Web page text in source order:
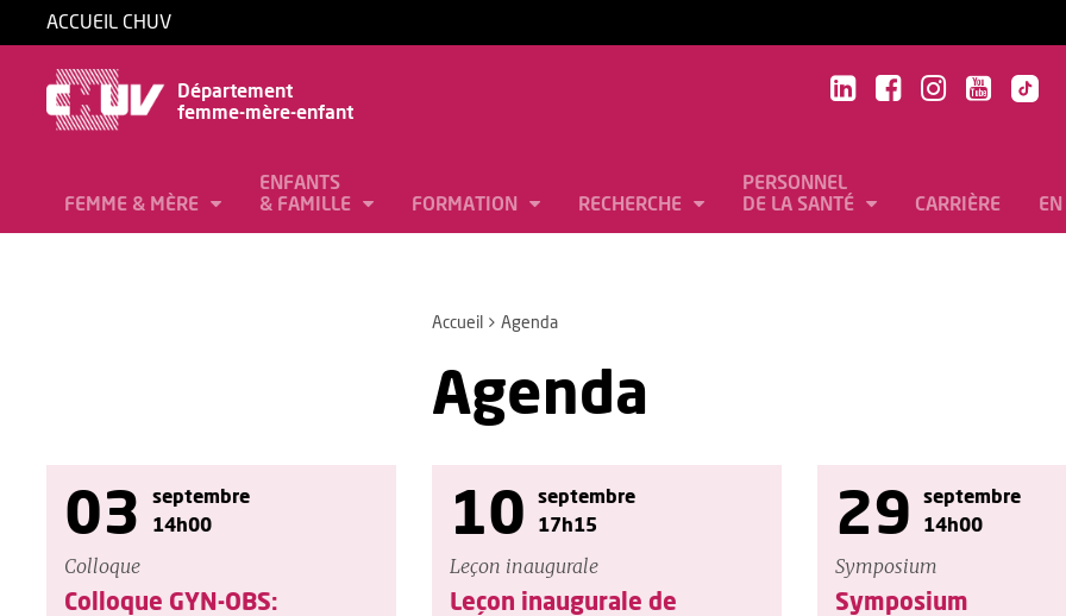
ACCUEIL CHUV
Département
femme-mère-enfant
FEMME & MÈRE
ENFANTS
& FAMILLE
FORMATION RECHERCHE
PERSONNEL
DE LA SANTÉ
CARRIÈRE EN
Accueil Agenda
Agenda
03
septembre
14h00
Colloque
Colloque GYN-OBS:
10
septembre
17h15
Leçon inaugurale
Leçon inaugurale de
29
septembre
14h00
Symposium
Symposium